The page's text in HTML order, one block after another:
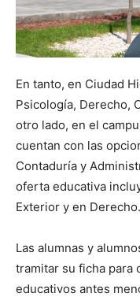
En tanto, en Ciudad
Psicología, Derecho,
otro lado, en el
cuentan con las
Contaduría y
oferta educativa
Exterior y en Derecho.
Las alumnas y
tramitar su ficha para
educativos antes